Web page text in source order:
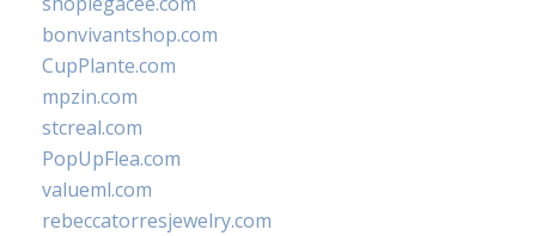
bonvivantshop.com
CupPlante.com
mpzin.com
stcreal.com
PopUpFlea.com
valueml.com
rebeccatorresjewelry.com